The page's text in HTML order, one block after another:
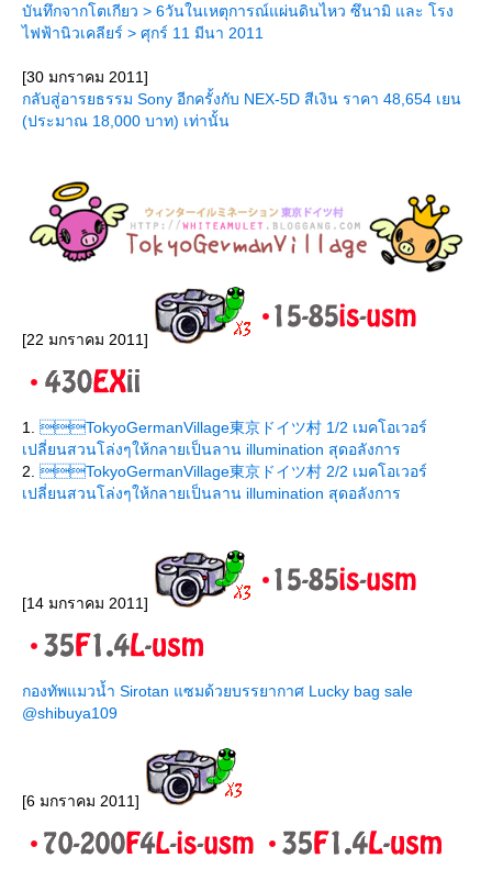
บันทึกจากโตเกียว > 6วันในเหตุการณ์แผ่นดินไหว ซึนามิ และ โรง
ไฟฟ้านิวเคลียร์ > ศุกร์ 11 มีนา 2011
[30 มกราคม 2011]
กลับสู่อารยธรรม Sony อีกครั้งกับ NEX-5D สีเงิน ราคา 48,654 เยน
(ประมาณ 18,000 บาท) เท่านั้น
[22 มกราคม 2011]
1. TokyoGermanVillage東京ドイツ村 1/2 เมคโอเวอร์
เปลี่ยนสวนโล่งๆให้กลายเป็นลาน illumination สุดอลังการ
2. TokyoGermanVillage東京ドイツ村 2/2 เมคโอเวอร์
เปลี่ยนสวนโล่งๆให้กลายเป็นลาน illumination สุดอลังการ
[14 มกราคม 2011]
กองทัพแมวน้ำ Sirotan แซมด้วยบรรยากาศ Lucky bag sale
@shibuya109
[6 มกราคม 2011]